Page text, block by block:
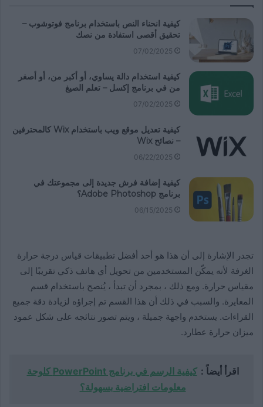
كيفية انحناء النص باستخدام برنامج فوتوشوب –
تحقيق أقصى استفادة من نصك
07/02/2025
كيفية استخدام دالة يساوي، أو أكبر من، أو أصغر
من في برنامج إكسل – تعلم الصيغ
07/02/2025
كيفية تعديل موقع ويب باستخدام Wix كالمحترفين
– نصائح Wix
06/22/2025
كيفية إضافة فرش جديدة إلى مجموعتك في
برنامج Adobe Photoshop؟
06/15/2025
تجدر الإشارة إلى أن هذا هو أحد أفضل تطبيقات قياس درجة حرارة
الغرفة لأنه يمكّن المستخدمين من تحويل أي هاتف ذكي تقريبًا إلى
مقياس حرارة. ومع ذلك ، بمجرد أن تبدأ ، يُنصح باستخدام قسم
المعايرة. والسبب في ذلك أن هذا القسم تم إجراؤه لزيادة دقة جميع
القراءات. يستخدم واجهة جميلة ، ويتم تصور نتائجه على شكل عمود
ميزان حرارة عطارد.
اقرأ أيضاً :
كيفية الرسم في برنامج PowerPoint كلوحة
معلومات افتراضية بسهولة؟